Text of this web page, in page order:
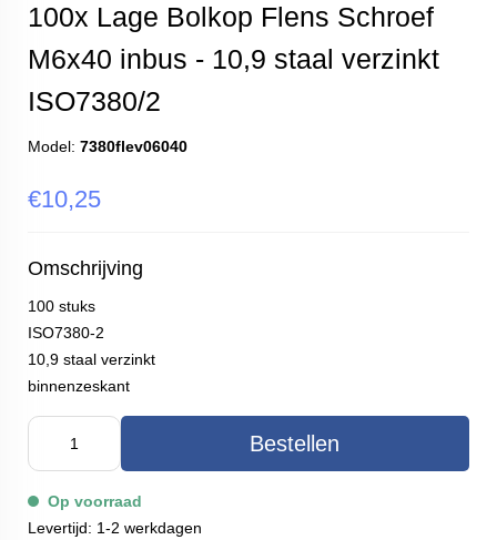
100x Lage Bolkop Flens Schroef
M6x40 inbus - 10,9 staal verzinkt
ISO7380/2
Model: 7380flev06040
€10,25
Omschrijving
100 stuks
ISO7380-2
10,9 staal verzinkt
binnenzeskant
Bestellen
Op voorraad
Levertijd: 1-2 werkdagen